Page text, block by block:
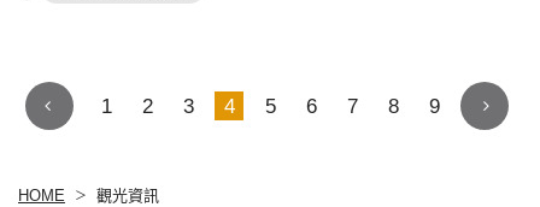
1 2 3 4 5 6 7 8 9
HOME 觀光資訊